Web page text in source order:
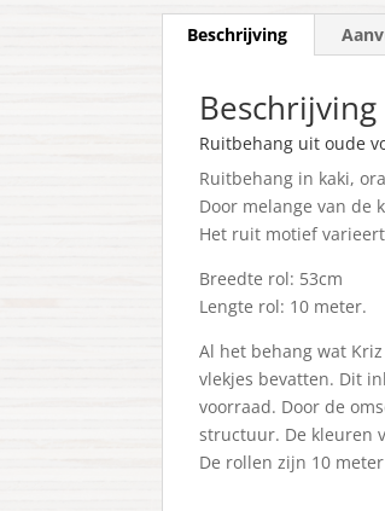
Beschrijving
Beschrijving
Ruitbehang uit oude
Ruitbehang in kaki,
Door melange van de
Het ruit motief
Breedte rol: 53cm
Lengte rol: 10 meter.
Al het behang wat
vlekjes bevatten. Dit
voorraad. Door de
structuur. De kleuren
De rollen zijn 10